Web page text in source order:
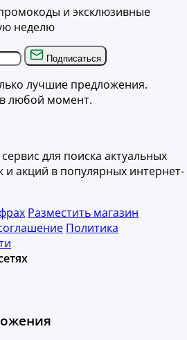
и эксклюзивные
неделю
Подписаться
лучшие предложения.
любой момент.
для поиска актуальных
и акций в популярных интернет-
Разместить магазин
Политика